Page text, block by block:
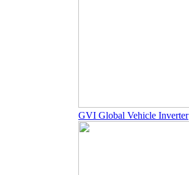
GVI Global Vehicle Inverter